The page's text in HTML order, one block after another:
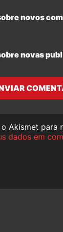
novos
novas
Akismet para
dados em